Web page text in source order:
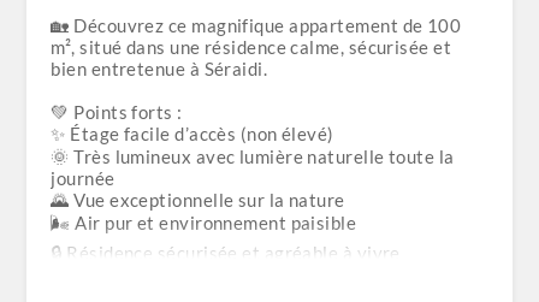
🏡 Découvrez ce magnifique appartement de 100
m², situé dans une résidence calme, sécurisée et
bien entretenue à Séraidi.
💚 Points forts :
✨ Étage facile d’accès (non élevé)
🌞 Très lumineux avec lumière naturelle toute la
journée
🌄 Vue exceptionnelle sur la nature
🌬️ Air pur et environnement paisible
🔒 Résidence sécurisée et agréable à vivre